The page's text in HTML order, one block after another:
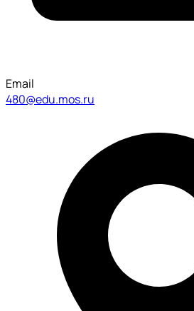
Email
480@edu.mos.ru